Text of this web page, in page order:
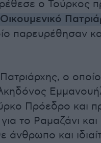
ο Τούρκος
Οικουμενικό
παρευρέθησαν
ο
Πρόεδρο και
το Ραμαζάνι
άνθρωπο και